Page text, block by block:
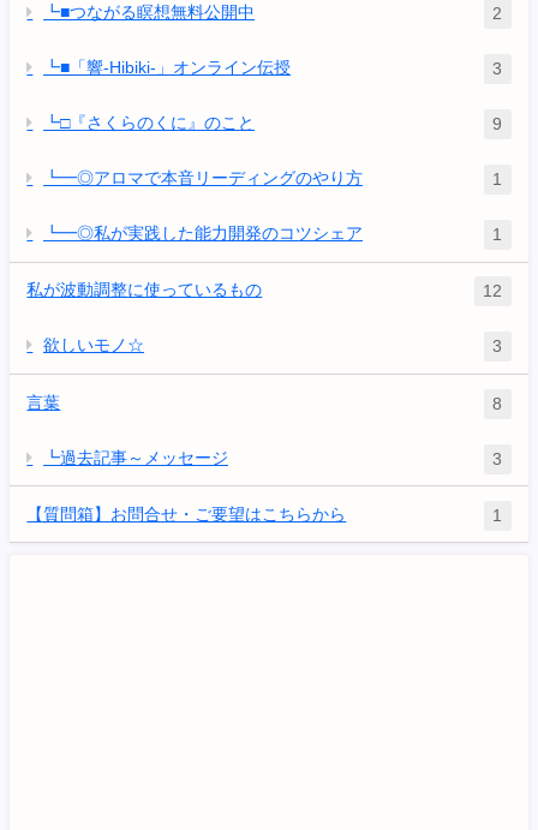
┗■つながる瞑想無料公開中 2
┗■「響-Hibiki-」オンライン伝授 3
┗□『さくらのくに』のこと 9
┗━◎アロマで本音リーディングのやり方 1
┗━◎私が実践した能力開発のコツシェア 1
私が波動調整に使っているもの 12
欲しいモノ☆ 3
言葉 8
┗過去記事～メッセージ 3
【質問箱】お問合せ・ご要望はこちらから 1